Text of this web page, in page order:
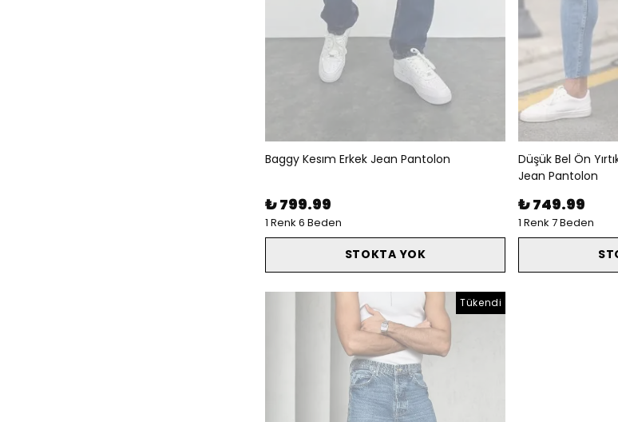
Baggy Kesım Erkek Jean Pantolon
₺ 799.99
1 Renk 6 Beden
STOKTA YOK
Düşük Bel Ön
Jean Pantolon
₺ 749.99
1 Renk 7 Beden
Tükendi